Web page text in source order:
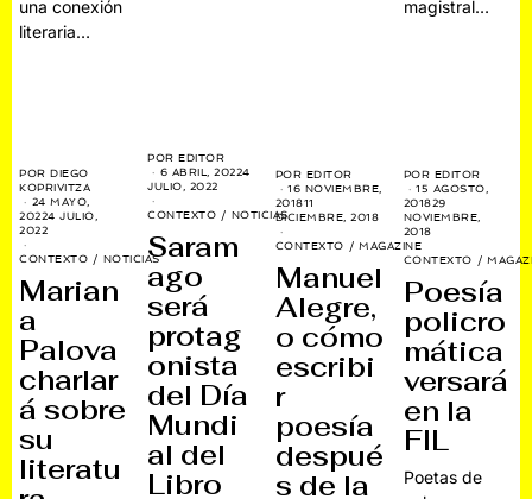
una conexión
literaria…
magistral…
PORDIEGO
KOPRIVITZA
24 MAYO,
20224 JULIO,
2022
CONTEXTO / NOTICIAS
Marian
a
Palova
charlar
á sobre
su
literatu
POREDITOR
6 ABRIL, 20224
JULIO, 2022
CONTEXTO / NOTICIAS
Saram
ago
será
protag
onista
del Día
Mundi
al del
Libro
POR EDITOR
16 NOVIEMBRE,
201811
DICIEMBRE, 2018
CONTEXTO / MAGAZINE
Manuel
Alegre,
o cómo
escribi
r
poesía
despué
s de la
POR EDITOR
15 AGOSTO,
201829
NOVIEMBRE,
2018
CONTEXTO /
Poesía
policro
mática
versará
en la
FIL
Poetas de